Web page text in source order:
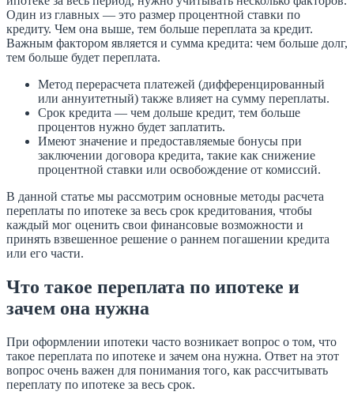
Один из главных — это размер процентной ставки по
кредиту. Чем она выше, тем больше переплата за кредит.
Важным фактором является и сумма кредита: чем больше долг,
тем больше будет переплата.
Метод перерасчета платежей (дифференцированный
или аннуитетный) также влияет на сумму переплаты.
Срок кредита — чем дольше кредит, тем больше
процентов нужно будет заплатить.
Имеют значение и предоставляемые бонусы при
заключении договора кредита, такие как снижение
процентной ставки или освобождение от комиссий.
В данной статье мы рассмотрим основные методы расчета
переплаты по ипотеке за весь срок кредитования, чтобы
каждый мог оценить свои финансовые возможности и
принять взвешенное решение о раннем погашении кредита
или его части.
Что такое переплата по ипотеке и
зачем она нужна
При оформлении ипотеки часто возникает вопрос о том, что
такое переплата по ипотеке и зачем она нужна. Ответ на этот
вопрос очень важен для понимания того, как рассчитывать
переплату по ипотеке за весь срок.